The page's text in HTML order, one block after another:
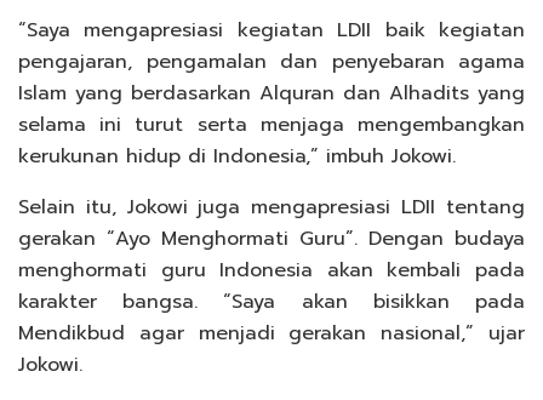
“Saya mengapresiasi kegiatan LDII baik kegiatan
pengajaran, pengamalan dan penyebaran agama
Islam yang berdasarkan Alquran dan Alhadits yang
selama ini turut serta menjaga mengembangkan
kerukunan hidup di Indonesia,” imbuh Jokowi.
Selain itu, Jokowi juga mengapresiasi LDII tentang
gerakan “Ayo Menghormati Guru”. Dengan budaya
menghormati guru Indonesia akan kembali pada
karakter bangsa. “Saya akan bisikkan pada
Mendikbud agar menjadi gerakan nasional,” ujar
Jokowi.